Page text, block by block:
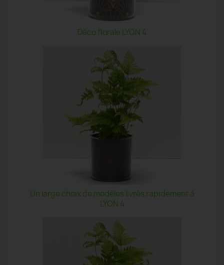
Déco florale LYON 4
Un large choix de modèles livrés rapidement à
LYON 4